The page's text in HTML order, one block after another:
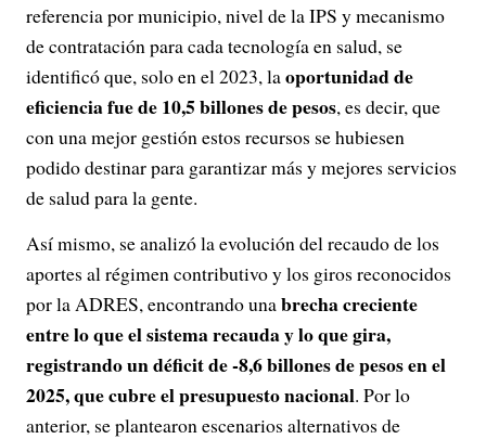
referencia por municipio, nivel de la IPS y mecanismo
de contratación para cada tecnología en salud, se
identificó que, solo en el 2023, laoportunidad de
eficiencia fue de 10,5 billones de pesos, es decir, que
con una mejor gestión estos recursos se hubiesen
podido destinar para garantizar más y mejores servicios
de salud para la gente.
Así mismo, se analizó la evolución del recaudo de los
aportes al régimen contributivo y los giros reconocidos
por la ADRES, encontrando unabrecha creciente
entre lo que el sistema recauda y lo que gira,
registrando un déficit de -8,6 billones de pesos en el
2025, que cubre el presupuesto nacional. Por lo
anterior, se plantearon escenarios alternativos de